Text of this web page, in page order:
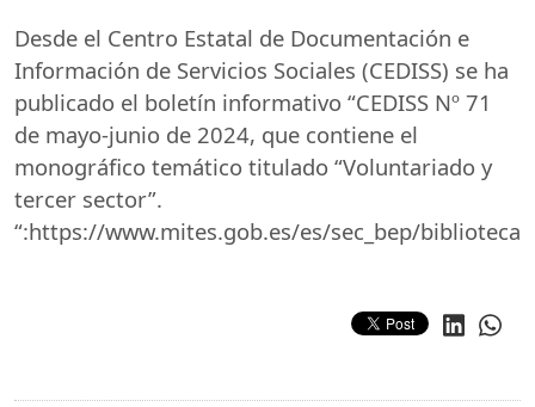
Desde el Centro Estatal de Documentación e
Información de Servicios Sociales (CEDISS) se ha
publicado el boletín informativo “CEDISS Nº 71
de mayo-junio de 2024, que contiene el
monográfico temático titulado “Voluntariado y
tercer sector”.
“:https://www.mites.gob.es/es/sec_bep/